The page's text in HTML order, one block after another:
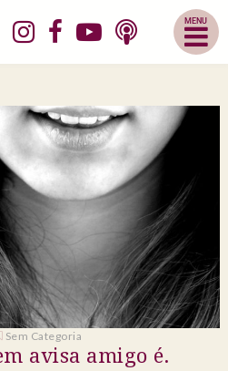
Abrir
Menu
Mobile
Sem Categoria
avisa amigo é.